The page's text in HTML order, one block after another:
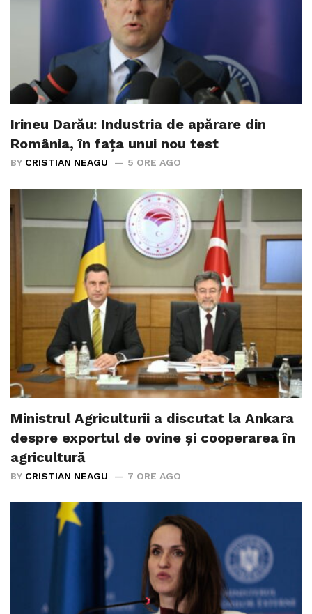
Irineu Darău: Industria de apărare din
România, în fața unui nou test
BY CRISTIAN NEAGU 5 ORE AGO
Ministrul Agriculturii a discutat la Ankara
despre exportul de ovine și cooperarea în
agricultură
BY CRISTIAN NEAGU 7 ORE AGO